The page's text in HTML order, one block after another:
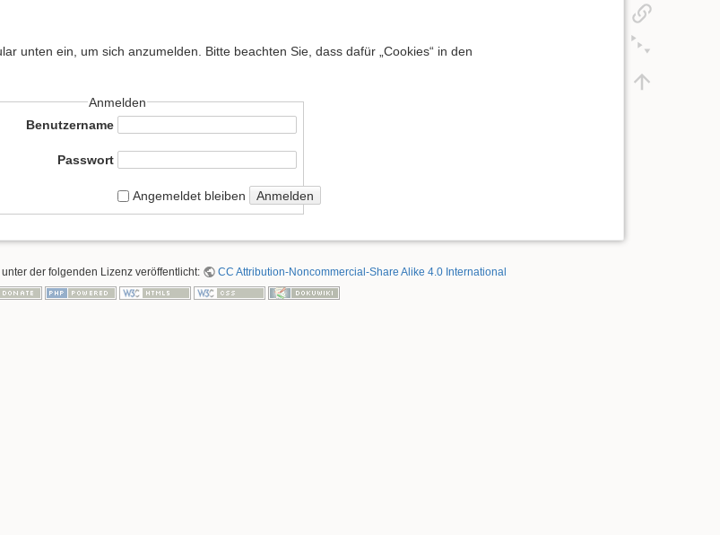
unten ein, um sich anzumelden. Bitte beachten Sie, dass dafür „Cookies“ in den
Anmelden
Benutzername
Passwort
Angemeldet bleiben Anmelden
der folgenden Lizenz veröffentlicht: CC Attribution-Noncommercial-Share Alike 4.0 International